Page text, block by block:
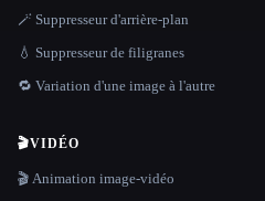
🪄 Suppresseur d'arrière-plan
💧 Suppresseur de filigranes
🔁 Variation d'une image à l'autre
🎬VIDÉO
🎬 Animation image-vidéo